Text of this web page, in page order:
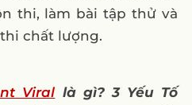
thi, làm bài tập thử và
chất lượng.
Viral là gì? 3 Yếu Tố